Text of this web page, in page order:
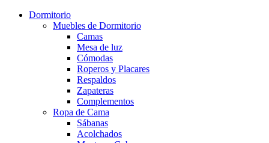
Dormitorio
Muebles de Dormitorio
Camas
Mesa de luz
Cómodas
Roperos y Placares
Respaldos
Zapateras
Complementos
Ropa de Cama
Sábanas
Acolchados